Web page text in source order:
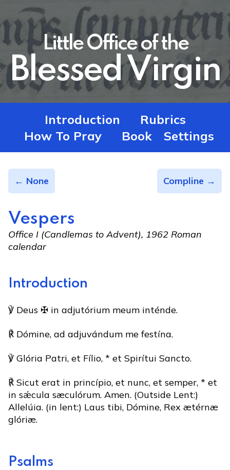
Little Office of the
Blessed Virgin
Introduction
Rubrics
How To Pray
Book Settings
← None Compline →
Vespers
Office I (Candlemas to Advent), 1962 Roman
calendar
Introduction
℣ Deus ✠ in adjutórium meum inténde.
℟ Dómine, ad adjuvándum me festína.
℣ Glória Patri, et Fílio, * et Spirítui Sancto.
℟ Sicut erat in princípio, et nunc, et semper, * et
in sǽcula sæculórum. Amen. (Outside Lent:)
Allelúia. (in lent:) Laus tibi, Dómine, Rex ætérnæ
glóriæ.
Psalms